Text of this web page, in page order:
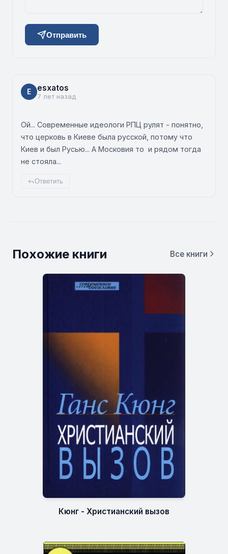
Отправить
E esxatos
7 лет назад
Ой... Современные идеологи РПЦ рулят - понятно,
что церковь в Киеве была русской, потому что
Киев и был Русью... А Московия то и рядом тогда
не стояла...
Ответить
Похожие книги Все книги
Кюнг - Христианский вызов